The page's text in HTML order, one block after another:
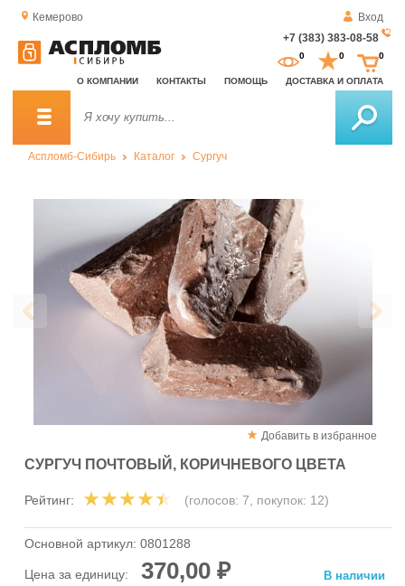
Кемерово
Вход
+7 (383) 383-08-58
О КОМПАНИИ КОНТАКТЫ ПОМОЩЬ ДОСТАВКА И ОПЛАТА
0 0 0
Аспломб-Сибирь Каталог Сургуч
Добавить в избранное
СУРГУЧ ПОЧТОВЫЙ, КОРИЧНЕВОГО ЦВЕТА
Рейтинг: (голосов: 7, покупок: 12)
Основной артикул: 0801288
Цена за единицу: 370,00 ₽ В наличии